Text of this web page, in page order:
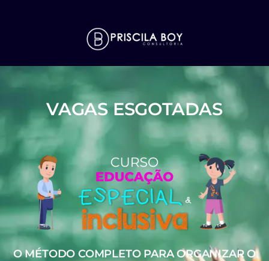
VAGAS ESGOTADAS
O MÉTODO COMPLETO PARA ORGANIZAR O